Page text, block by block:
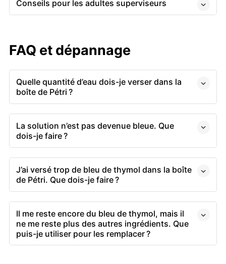
Conseils pour les adultes superviseurs
FAQ et dépannage
Quelle quantité d’eau dois-je verser dans la
boîte de Pétri ?
La solution n’est pas devenue bleue. Que
dois-je faire ?
J’ai versé trop de bleu de thymol dans la boîte
de Pétri. Que dois-je faire ?
Il me reste encore du bleu de thymol, mais il
ne me reste plus des autres ingrédients. Que
puis-je utiliser pour les remplacer ?